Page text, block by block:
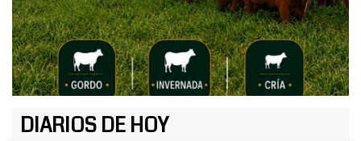
DIARIOS DE HOY